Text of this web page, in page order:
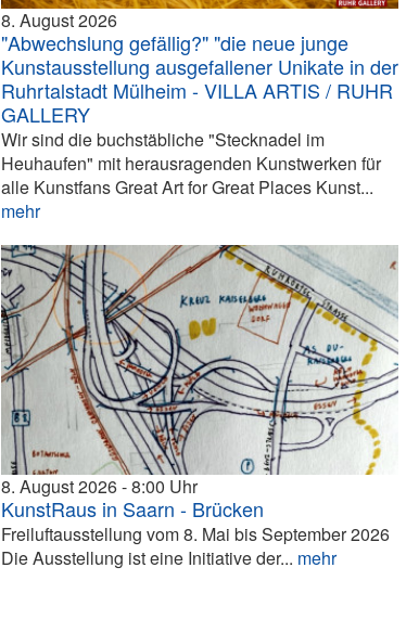
8. August 2026
"Abwechslung gefällig?" "die neue junge
Kunstausstellung ausgefallener Unikate in der
Ruhrtalstadt Mülheim - VILLA ARTIS / RUHR
GALLERY
Wir sind die buchstäbliche "Stecknadel im
Heuhaufen" mit herausragenden Kunstwerken für
alle Kunstfans Great Art for Great Places Kunst...
mehr
8. August 2026 8:00
KunstRaus in Saarn - Brücken
Freiluftausstellung vom 8. Mai bis September 2026
Die Ausstellung ist eine Initiative der... mehr